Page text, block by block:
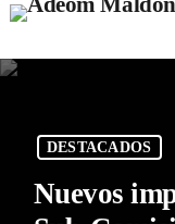
DESTACADOS
Nuevos